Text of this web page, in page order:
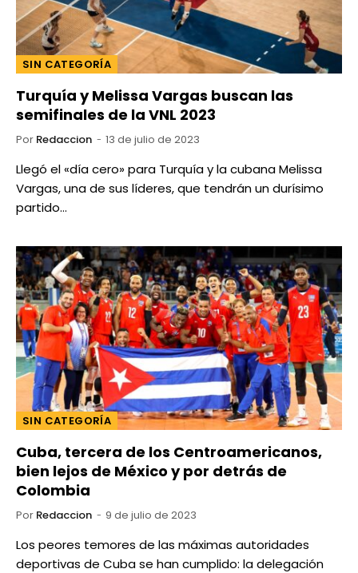
SIN CATEGORÍA
Turquía y Melissa Vargas buscan las
semifinales de la VNL 2023
Por Redaccion 13 de julio de 2023
Llegó el «día cero» para Turquía y la cubana Melissa
Vargas, una de sus líderes, que tendrán un durísimo
partido…
SIN CATEGORÍA
Cuba, tercera de los Centroamericanos,
bien lejos de México y por detrás de
Colombia
Por Redaccion 9 de julio de 2023
Los peores temores de las máximas autoridades
deportivas de Cuba se han cumplido: la delegación